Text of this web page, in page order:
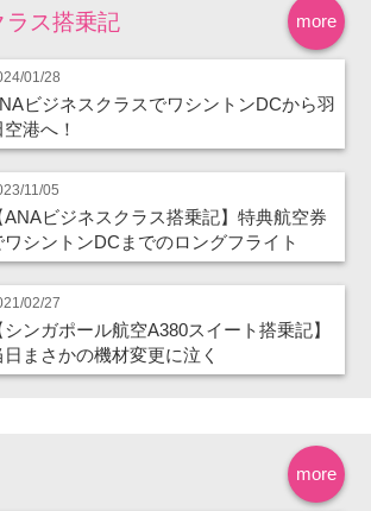
more
ラス搭乗記
01/28
ビジネスクラスでワシントンDCから羽
空港へ！
11/05
ANAビジネスクラス搭乗記】特典航空券
ワシントンDCまでのロングフライト
02/27
シンガポール航空A380スイート搭乗記】
日まさかの機材変更に泣く
more